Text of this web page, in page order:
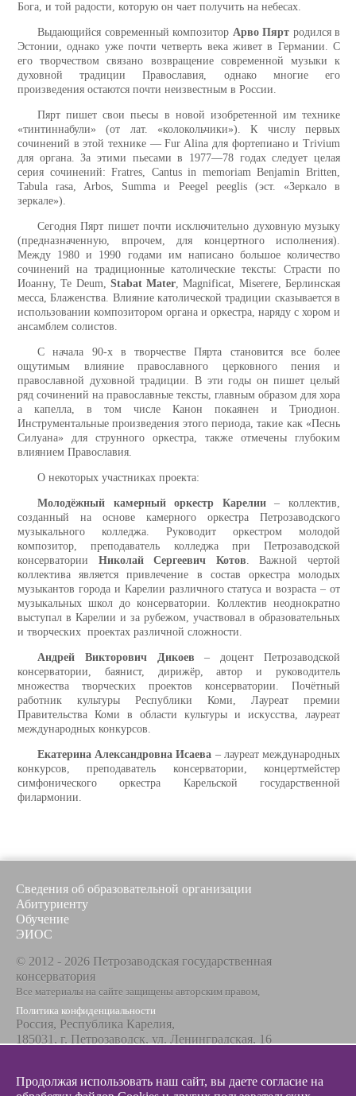
Бога, и той радости, которую он чает получить на небесах.
Выдающийся современный композитор Арво Пярт родился в
Эстонии, однако уже почти четверть века живет в Германии. С
его творчеством связано возвращение современной музыки к
духовной традиции Православия, однако многие его
произведения остаются почти неизвестным в России.
Пярт пишет свои пьесы в новой изобретенной им технике
«тинтиннабули» (от лат. «колокольчики»). К числу первых
сочинений в этой технике — Fur Alina для фортепиано и Trivium
для органа. За этими пьесами в 1977—78 годах следует целая
серия сочинений: Fratres, Cantus in memoriam Benjamin Britten,
Tabula rasa, Arbos, Summa и Peegel peeglis (эст. «Зеркало в
зеркале»).
Сегодня Пярт пишет почти исключительно духовную музыку
(предназначенную, впрочем, для концертного исполнения).
Между 1980 и 1990 годами им написано большое количество
сочинений на традиционные католические тексты: Страсти по
Иоанну, Te Deum, Stabat Mater, Magnificat, Miserere, Берлинская
месса, Блаженства. Влияние католической традиции сказывается в
использовании композитором органа и оркестра, наряду с хором и
ансамблем солистов.
С начала 90-х в творчестве Пярта становится все более
ощутимым влияние православного церковного пения и
православной духовной традиции. В эти годы он пишет целый
ряд сочинений на православные тексты, главным образом для хора
а капелла, в том числе Канон покаянен и Триодион.
Инструментальные произведения этого периода, такие как «Песнь
Силуана» для струнного оркестра, также отмечены глубоким
влиянием Православия.
О некоторых участниках проекта:
Молодёжный камерный оркестр Карелии– коллектив,
созданный на основе камерного оркестра Петрозаводского
музыкального колледжа. Руководит оркестром молодой
композитор, преподаватель колледжа при Петрозаводской
консерватории Николай Сергеевич Котов. Важной чертой
коллектива является привлечение в состав оркестра молодых
музыкантов города и Карелии различного статуса и возраста – от
музыкальных школ до консерватории. Коллектив неоднократно
выступал в Карелии и за рубежом, участвовал в образовательных
и творческих проектах различной сложности.
Андрей Викторович Дикоев – доцент Петрозаводской
консерватории, баянист, дирижёр, автор и руководитель
множества творческих проектов консерватории. Почётный
работник культуры Республики Коми, Лауреат премии
Правительства Коми в области культуры и искусства, лауреат
международных конкурсов.
Екатерина Александровна Исаева – лауреат международных
конкурсов, преподаватель консерватории, концертмейстер
симфонического оркестра Карельской государственной
филармонии.
Сведения об образовательной организации
Абитуриенту
Обучение
ЭИОС
© 2012 - 2026 Петрозаводская государственная
консерватория
Все материалы на сайте защищены авторским правом,
Политика конфиденциальности
Россия, Республика Карелия,
185031, г. Петрозаводск, ул. Ленинградская, 16
+7 8142 67-23-67
Эл. почта
Продолжая использовать наш сайт, вы даете согласие на